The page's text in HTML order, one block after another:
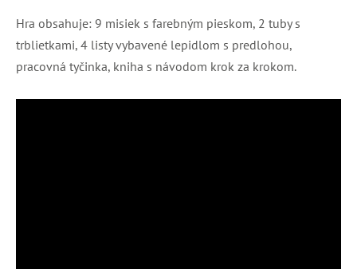
Hra obsahuje: 9 misiek s farebným pieskom, 2 tuby s
trblietkami, 4 listy vybavené lepidlom s predlohou,
pracovná tyčinka, kniha s návodom krok za krokom.